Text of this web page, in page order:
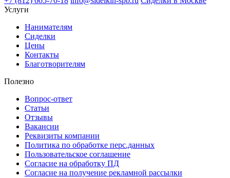
Услуги
Нанимателям
Сиделки
Цены
Контакты
Благотворителям
Полезно
Вопрос-ответ
Статьи
Отзывы
Вакансии
Реквизиты компании
Политика по обработке перс.данных
Пользовательское соглашение
Согласие на обработку ПД
Согласие на получение рекламной рассылки